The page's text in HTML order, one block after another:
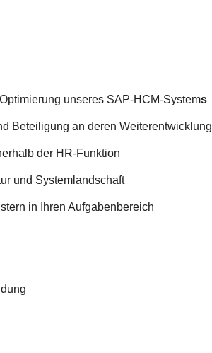
unseres SAP-HCM-Systems
Beteiligung an deren Weiterentwicklung
der HR-Funktion
und Systemlandschaft
in Ihren Aufgabenbereich